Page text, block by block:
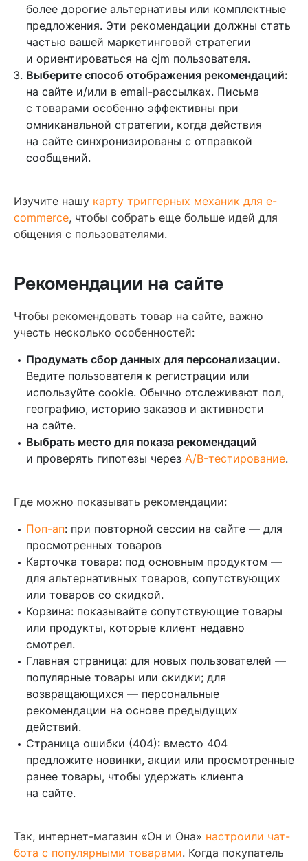
более дорогие альтернативы или комплектные
предложения. Эти рекомендации должны стать
частью вашей маркетинговой стратегии
и ориентироваться на cjm пользователя.
Выберите способ отображения рекомендаций:
на сайте и/или в email-рассылках. Письма
с товарами особенно эффективны при
омниканальной стратегии, когда действия
на сайте синхронизированы с отправкой
сообщений.
Изучите нашу карту триггерных механик для e-
commerce, чтобы собрать еще больше идей для
общения с пользователями.
Рекомендации на сайте
Чтобы рекомендовать товар на сайте, важно
учесть несколько особенностей:
Продумать сбор данных для персонализации.
Ведите пользователя к регистрации или
используйте cookie. Обычно отслеживают пол,
географию, историю заказов и активности
на сайте.
Выбрать место для показа рекомендаций
и проверять гипотезы через A/B-тестирование.
Где можно показывать рекомендации:
Поп-ап: при повторной сессии на сайте — для
просмотренных товаров
Карточка товара: под основным продуктом —
для альтернативных товаров, сопутствующих
или товаров со скидкой.
Корзина: показывайте сопутствующие товары
или продукты, которые клиент недавно
смотрел.
Главная страница: для новых пользователей —
популярные товары или скидки; для
возвращающихся — персональные
рекомендации на основе предыдущих
действий.
Страница ошибки (404): вместо 404
предложите новинки, акции или просмотренные
ранее товары, чтобы удержать клиента
на сайте.
Так, интернет-магазин «Он и Она» настроили чат-
бота с популярными товарами. Когда покупатель